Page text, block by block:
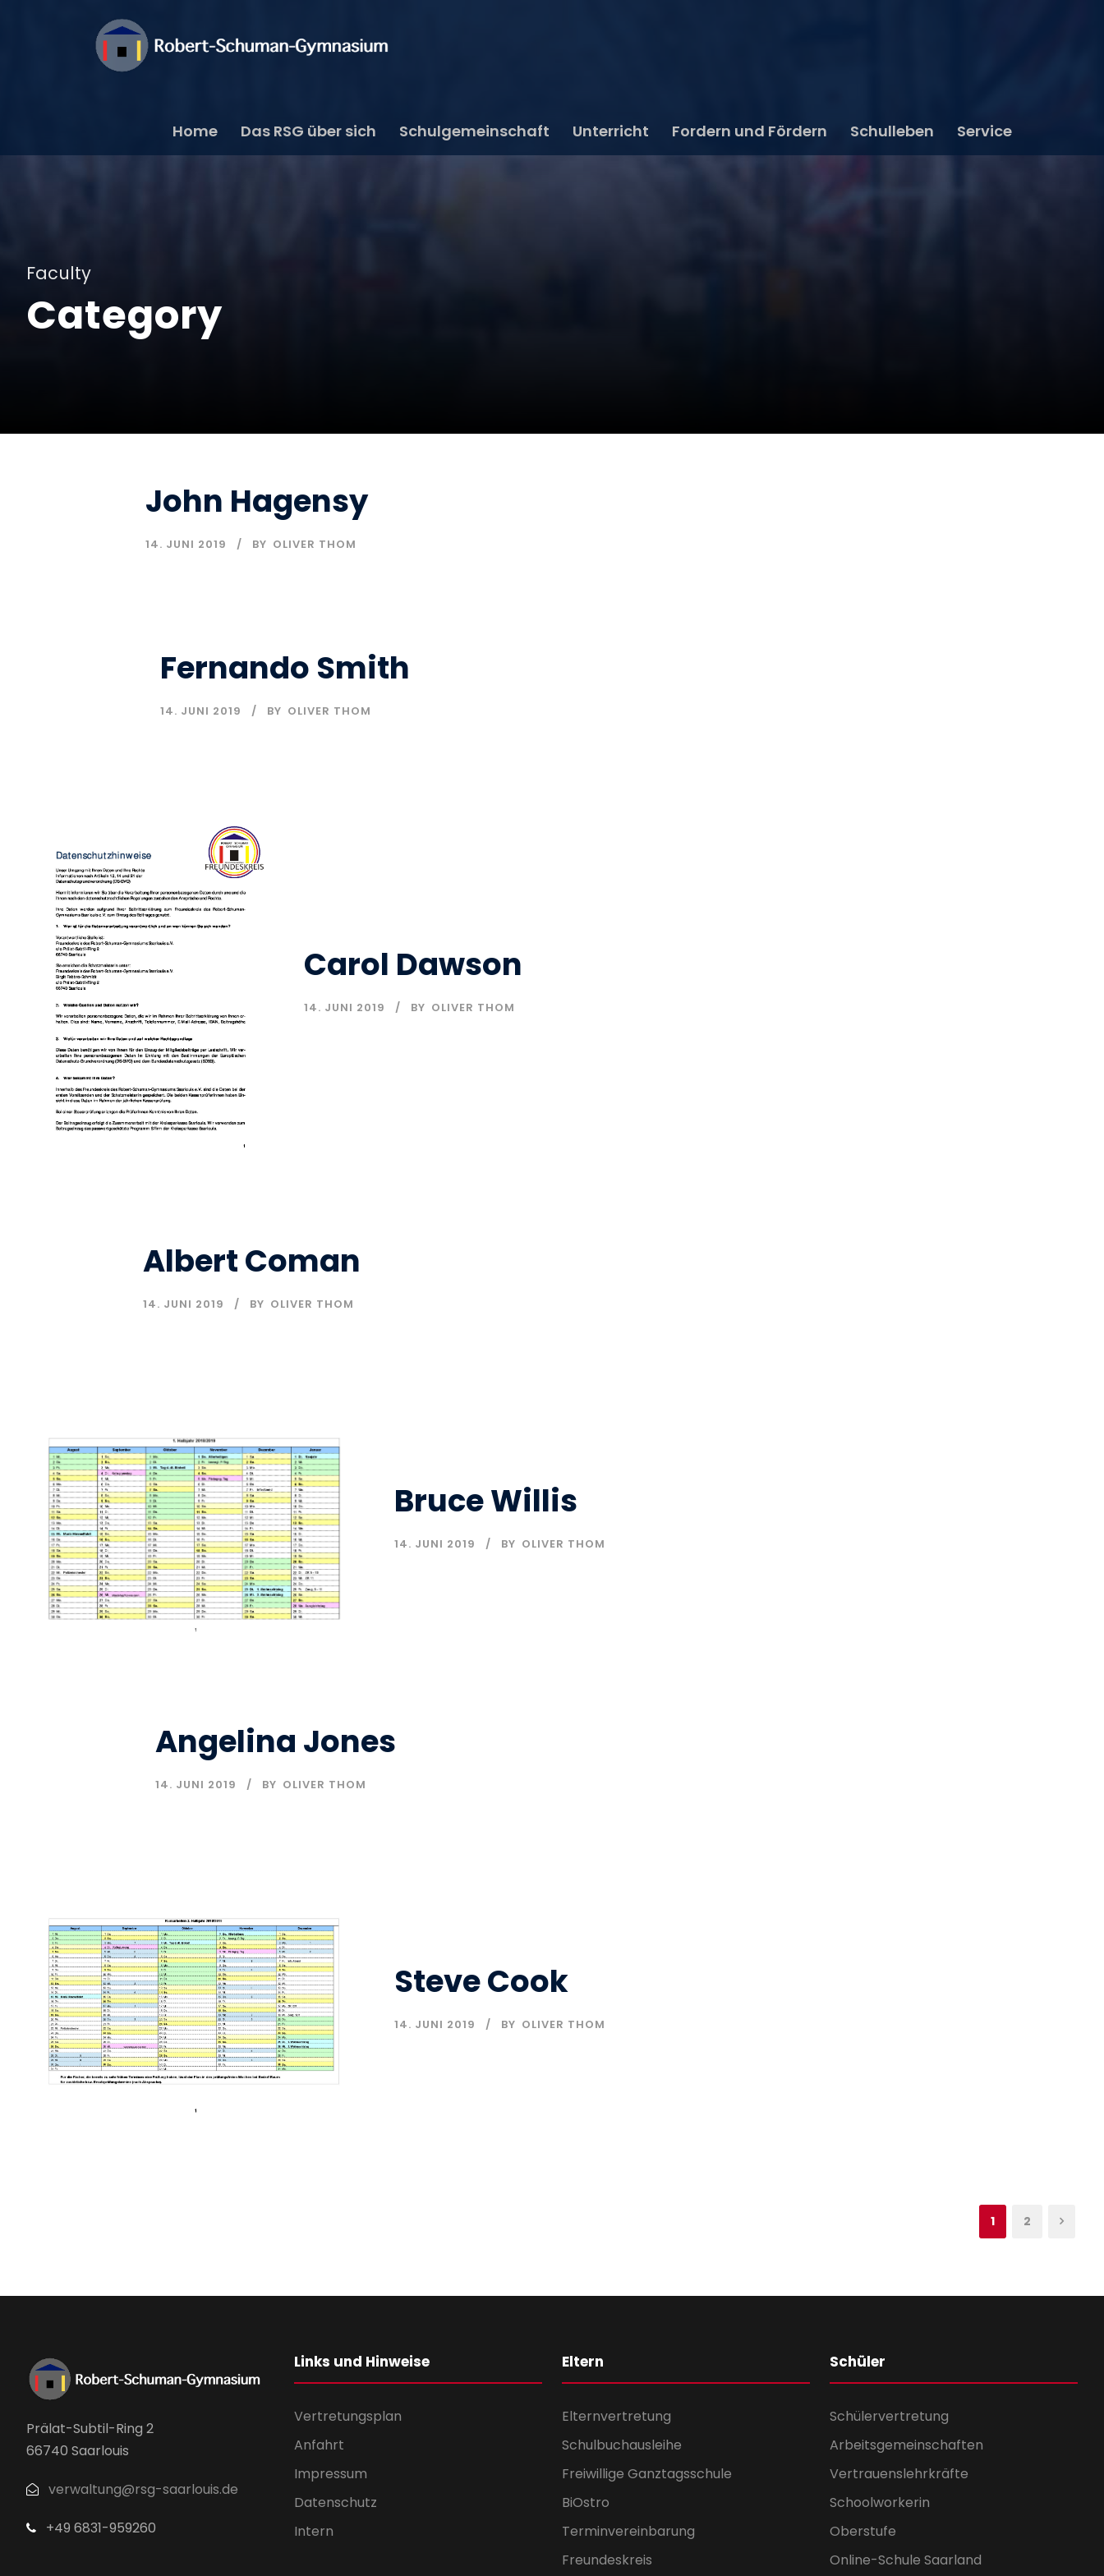
Home Das RSG über sich Schulgemeinschaft Unterricht Fordern und Fördern Schulleben Service
Faculty
Category
John Hagensy
14. JUNI 2019 BY OLIVER THOM
Fernando Smith
14. JUNI 2019 BY OLIVER THOM
Carol Dawson
14. JUNI 2019 BY OLIVER THOM
Albert Coman
14. JUNI 2019 BY OLIVER THOM
Bruce Willis
14. JUNI 2019 BY OLIVER THOM
Angelina Jones
14. JUNI 2019 BY OLIVER THOM
Steve Cook
14. JUNI 2019 BY OLIVER THOM
1 2
Prälat-Subtil-Ring 2
66740 Saarlouis
verwaltung@rsg-saarlouis.de
+49 6831-959260
Links und Hinweise
Vertretungsplan
Anfahrt
Impressum
Datenschutz
Intern
Eltern
Elternvertretung
Schulbuchausleihe
Freiwillige Ganztagsschule
BiOstro
Terminvereinbarung
Freundeskreis
Schüler
Schülervertretung
Arbeitsgemeinschaften
Vertrauenslehrkräfte
Schoolworkerin
Oberstufe
Online-Schule Saarland